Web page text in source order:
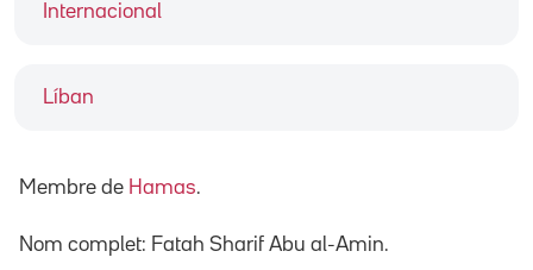
Internacional
Líban
Membre de Hamas.
Nom complet: Fatah Sharif Abu al-Amin.